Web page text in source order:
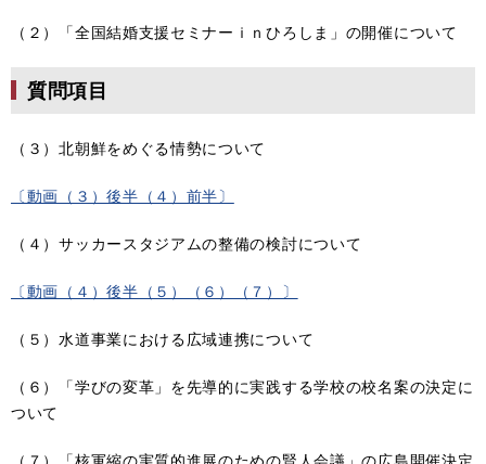
（２）「全国結婚支援セミナーｉｎひろしま」の開催について
質問項目
（３）北朝鮮をめぐる情勢について
〔動画（３）後半（４）前半〕
（４）サッカースタジアムの整備の検討について
〔動画（４）後半（５）（６）（７）〕
（５）水道事業における広域連携について
（６）「学びの変革」を先導的に実践する学校の校名案の決定に
ついて